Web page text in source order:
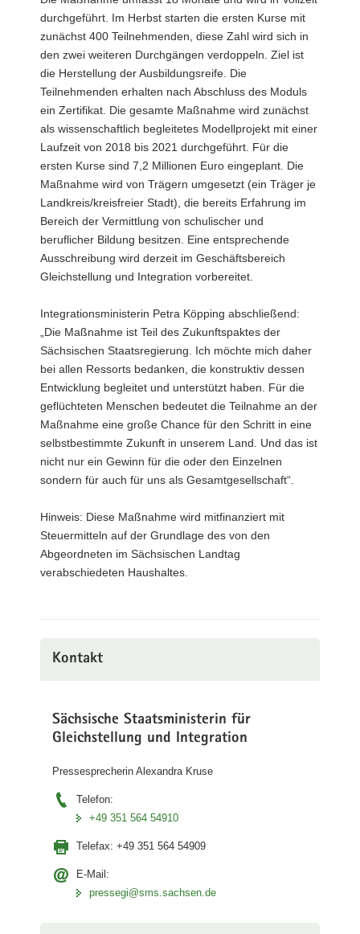
durchgeführt. Im Herbst starten die ersten Kurse mit
zunächst 400 Teilnehmenden, diese Zahl wird sich in
den zwei weiteren Durchgängen verdoppeln. Ziel ist
die Herstellung der Ausbildungsreife. Die
Teilnehmenden erhalten nach Abschluss des Moduls
ein Zertifikat. Die gesamte Maßnahme wird zunächst
als wissenschaftlich begleitetes Modellprojekt mit einer
Laufzeit von 2018 bis 2021 durchgeführt. Für die
ersten Kurse sind 7,2 Millionen Euro eingeplant. Die
Maßnahme wird von Trägern umgesetzt (ein Träger je
Landkreis/kreisfreier Stadt), die bereits Erfahrung im
Bereich der Vermittlung von schulischer und
beruflicher Bildung besitzen. Eine entsprechende
Ausschreibung wird derzeit im Geschäftsbereich
Gleichstellung und Integration vorbereitet.
Integrationsministerin Petra Köpping abschließend:
„Die Maßnahme ist Teil des Zukunftspaktes der
Sächsischen Staatsregierung. Ich möchte mich daher
bei allen Ressorts bedanken, die konstruktiv dessen
Entwicklung begleitet und unterstützt haben. Für die
geflüchteten Menschen bedeutet die Teilnahme an der
Maßnahme eine große Chance für den Schritt in eine
selbstbestimmte Zukunft in unserem Land. Und das ist
nicht nur ein Gewinn für die oder den Einzelnen
sondern für auch für uns als Gesamtgesellschaft“.
Hinweis: Diese Maßnahme wird mitfinanziert mit
Steuermitteln auf der Grundlage des von den
Abgeordneten im Sächsischen Landtag
verabschiedeten Haushaltes.
Kontakt
Sächsische Staatsministerin für
Gleichstellung und Integration
Pressesprecherin Alexandra Kruse
Telefon:
+49 351 564 54910
Telefax: +49 351 564 54909
E-Mail:
pressegi@sms.sachsen.de